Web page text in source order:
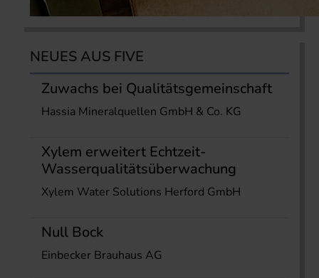
NEUES AUS FIVE
Zuwachs bei Qualitätsgemeinschaft
Hassia Mineralquellen GmbH & Co. KG
Xylem erweitert Echtzeit-
Wasserqualitätsüberwachung
Xylem Water Solutions Herford GmbH
Null Bock
Einbecker Brauhaus AG